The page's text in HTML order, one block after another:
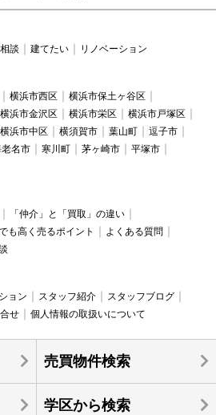
談 建てたい リノベーション
横浜市西区
横浜市保土ヶ谷区
横浜市金沢区 横浜市栄区
横浜市戸塚区
横浜市中区 横須賀市 葉山町
逗子市
名市 寒川町 茅ヶ崎市
平塚市
「仲介」と「買取」の違い
も高く売るポイント
よくある質問
ョン スタッフ紹介
スタッフブログ
せ 個人情報の取扱いについて
売買物件検索
学区から検索